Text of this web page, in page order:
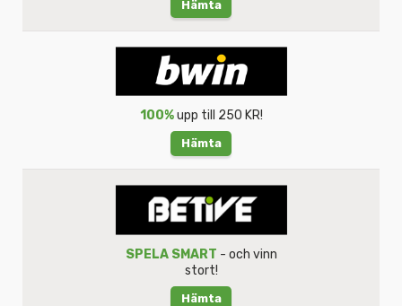
Hämta
100%upp till 250 KR!
Hämta
SPELA SMART - och vinn
stort!
Hämta